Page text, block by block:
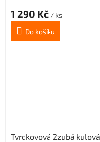
1 290 Kč / ks
Do košíku
Tvrdkovová 2zubá kulová